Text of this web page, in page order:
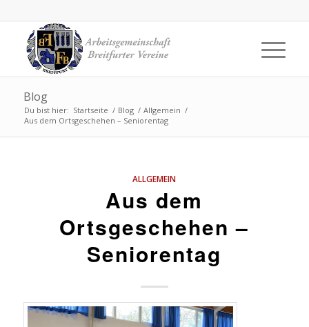
Blog
Du bist hier: Startseite / Blog / Allgemein /
Aus dem Ortsgeschehen – Seniorentag
ALLGEMEIN
Aus dem
Ortsgeschehen –
Seniorentag